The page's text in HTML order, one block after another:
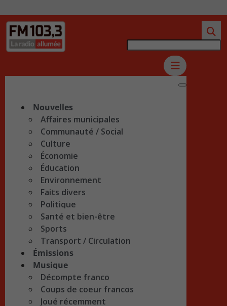
Nouvelles
Affaires municipales
Communauté / Social
Culture
Économie
Éducation
Environnement
Faits divers
Politique
Santé et bien-être
Sports
Transport / Circulation
Émissions
Musique
Décompte franco
Coups de coeur francos
Joué récemment